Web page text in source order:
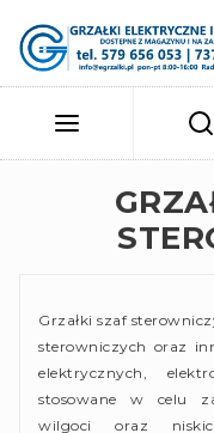
Grzałki szaf
sterowniczych oraz
elektrycznych,
stosowane w celu
wilgoci oraz